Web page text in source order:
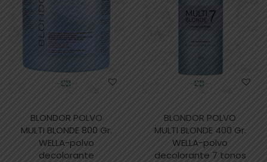
BLONDOR POLVO
MULTI BLONDE 800 Gr.
WELLA-polvo
decolorante
BLONDOR POLVO
MULTI BLONDE 400 Gr.
WELLA-polvo
decolorante 7 tonos